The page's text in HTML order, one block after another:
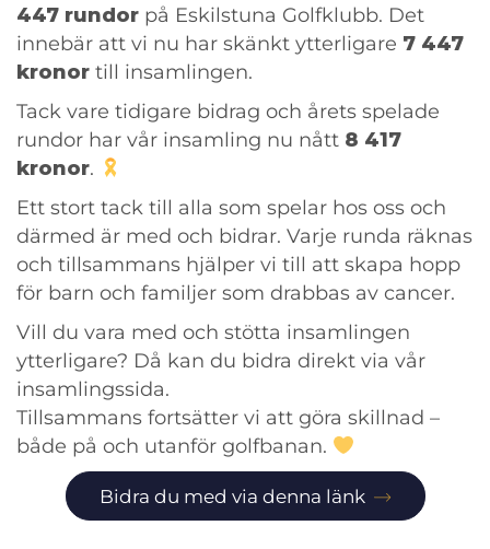
447 rundor på Eskilstuna Golfklubb. Det
innebär att vi nu har skänkt ytterligare 7 447
kronor till insamlingen.
Tack vare tidigare bidrag och årets spelade
rundor har vår insamling nu nått 8 417
kronor.
Ett stort tack till alla som spelar hos oss och
därmed är med och bidrar. Varje runda räknas
och tillsammans hjälper vi till att skapa hopp
för barn och familjer som drabbas av cancer.
Vill du vara med och stötta insamlingen
ytterligare? Då kan du bidra direkt via vår
insamlingssida.
Tillsammans fortsätter vi att göra skillnad –
både på och utanför golfbanan.
Bidra du med via denna länk